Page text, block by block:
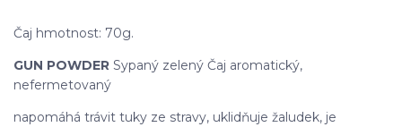
Čaj hmotnost: 70g.
GUN POWDER Sypaný zelený Čaj aromatický,
nefermetovaný
napomáhá trávit tuky ze stravy, uklidňuje žaludek, je